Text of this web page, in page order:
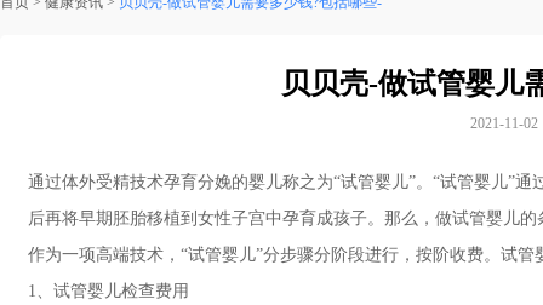
贝贝壳-做试管婴儿
2021-11-02
通过体外受精技术孕育分娩的婴儿称之为“试管婴儿”。“试管婴儿”
后再将早期胚胎移植到女性子宫中孕育成孩子。那么，做试管婴儿
作为一项高端技术，“试管婴儿”分步骤分阶段进行，按阶收费。试
1、试管婴儿检查费用